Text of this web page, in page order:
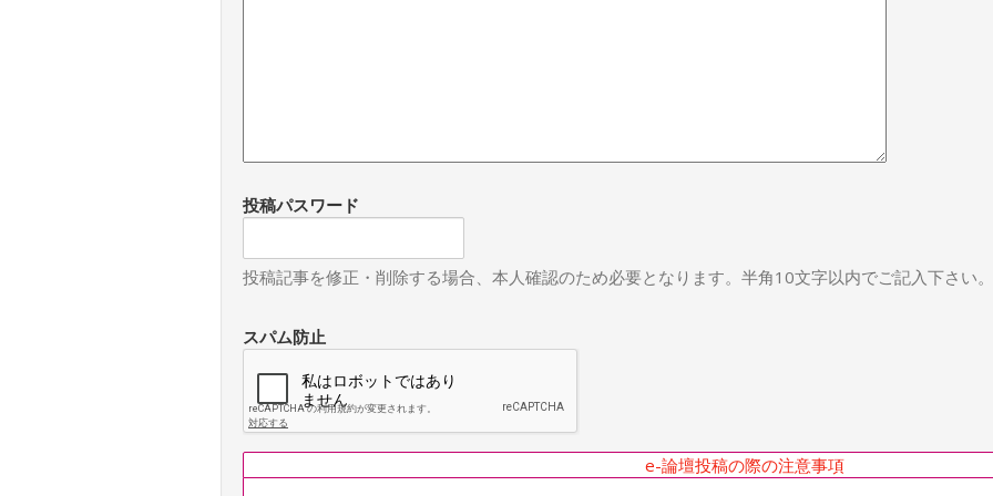
投稿パスワード
投稿記事を修正・削除する場合、本人確認のため必要となります。半角10文字以内でご記入下さい
スパム防止
e-論壇投稿の際の注意事項